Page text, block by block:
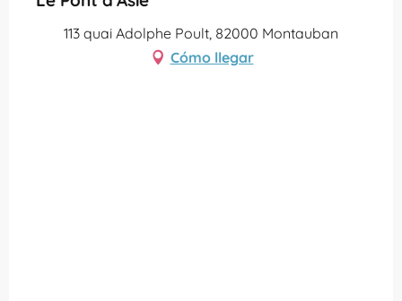
113 quai Adolphe Poult, 82000 Montauban
Cómo llegar